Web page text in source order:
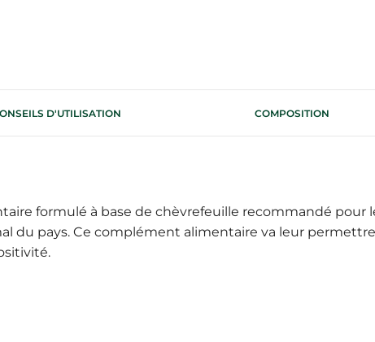
D'UTILISATION COMPOSITION
formulé à base de chèvrefeuille recommandé
du pays. Ce complément alimentaire va leur